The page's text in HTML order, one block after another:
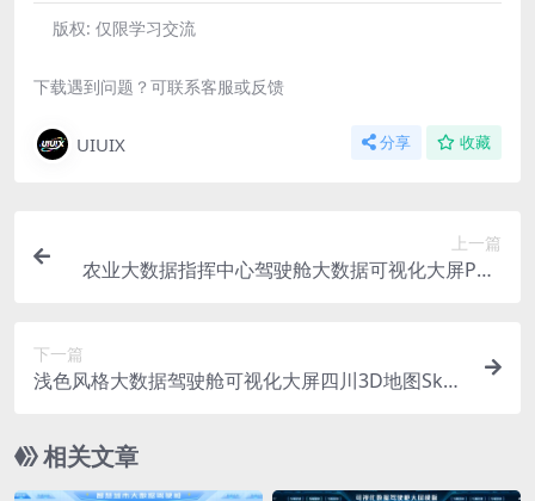
版权: 仅限学习交流
下载遇到问题？可联系客服或反馈
UIUIX 分享 收藏
上一篇
农业大数据指挥中心驾驶舱大数据可视化大屏PSD
下一篇
浅色风格大数据驾驶舱可视化大屏四川3D地图Sket
相关文章